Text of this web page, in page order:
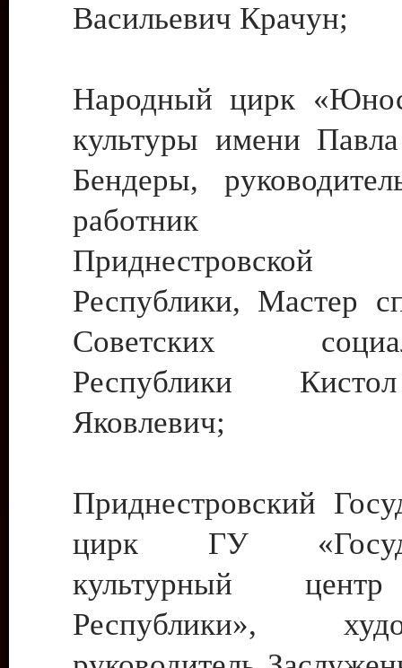
Васильевич Крачун;
Народный цирк
культуры имени
Бендеры,
работник
Приднестровской
Республики, Мастер
Советских
Республики
Яковлевич;
Приднестровский
цирк ГУ
культурный
Республики»,